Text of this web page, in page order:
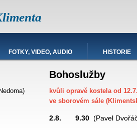
FOTKY, VIDEO, AUDIO HISTORIE
Bohoslužby
kvůli opravě kostela od
ve sborovém sále
2.8. 9.30 (Pavel